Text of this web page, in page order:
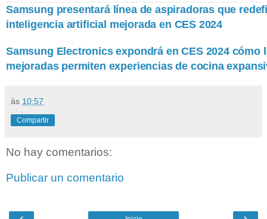
Samsung presentará línea de aspiradoras que
inteligencia artificial mejorada en CES 2024
Samsung Electronics expondrá en CES 2024 cómo
mejoradas permiten experiencias de cocina
às 10:57
Compartir
No hay comentarios:
Publicar un comentario